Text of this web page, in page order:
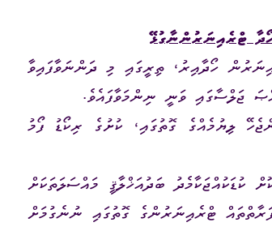
ޓްރެއިނަރުންނާގުޅޭ
ހޯދާއިރު، ތިރީގައި މި ދަންނަވާފައިވާ
ލިޔުމެއްގެ ގޮތުގައި، ކުށުގެ ރިކޯޑު ފޯމު
ކުޑަކުއްޖަކާމެދު ބަދުއަޚްލާޤީ މައްސަލަތަކަށް
ޓްރެއިނަރުންގެ ގޮތުގައި ނުނެގުމަށް